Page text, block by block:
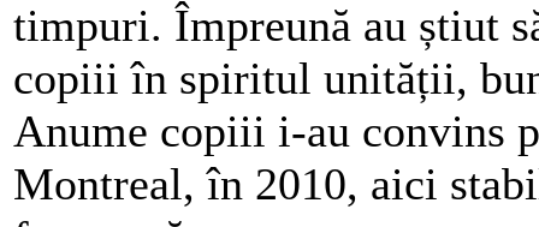
timpuri. Împreună au știut
copiii în spiritul unității,
Anume copiii i-au convins
Montreal, în 2010, aici